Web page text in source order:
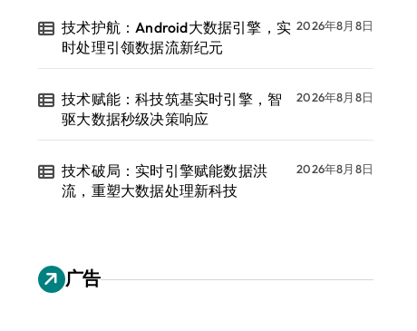
技术护航：Android大数据引擎，实
时处理引领数据流新纪元
2026年8月8日
技术赋能：科技筑基实时引擎，智
驱大数据秒级决策响应
2026年8月8日
技术破局：实时引擎赋能数据洪
流，重塑大数据处理新科技
2026年8月8日
广告